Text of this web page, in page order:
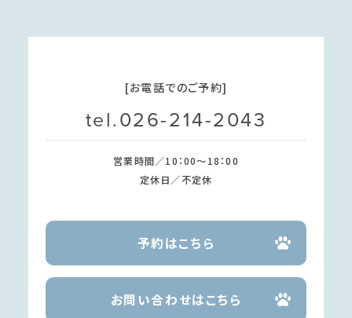
[お電話でのご予約]
tel.026-214-2043
営業時間／10：00～18：00
定休日／不定休
予約はこちら
お問い合わせはこちら